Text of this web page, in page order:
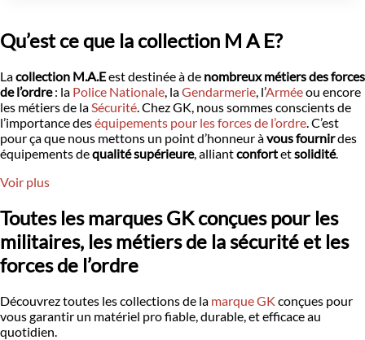
Qu’est ce que la collection M A E?
Lacollection M.A.Eest destinée à de nombreux métiers des forces
de l’ordre: la Police Nationale , laGendarmerie , l’Arméeou encore
les métiers de la Sécurité . Chez GK, nous sommes conscients de
l’importance deséquipements pour les forces de l’ordre . C’est
pour ça que nous mettons un point d’honneur àvous fournirdes
équipements dequalité supérieure, alliantconfortetsolidité.
Voir plus
Toutes les marques GK conçues pour les
militaires, les métiers de la sécurité et les
forces de l’ordre
Découvrez toutes les collections de la marque GK conçues pour
vous garantir un matériel pro fiable, durable, et efficace au
quotidien.